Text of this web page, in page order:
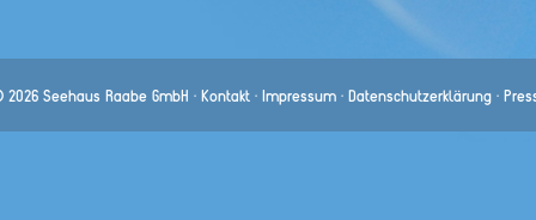
Seehaus Raabe GmbH · Kontakt· Impressum· Datenschutzerklärung·